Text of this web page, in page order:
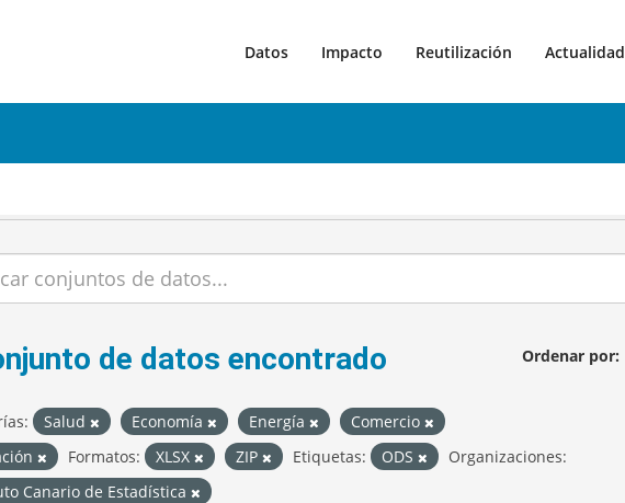
Datos Impacto Reutilización Actualidad
Ordenar por
de datos encontrado
Salud Economía Energía
Comercio
Formatos: XLSX ZIP Etiquetas: ODS
Organizaciones:
Canario de Estadística